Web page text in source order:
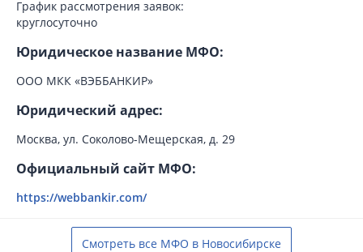
График рассмотрения заявок:
круглосуточно
Юридическое название МФО:
ООО МКК «ВЭББАНКИР»
Юридический адрес:
Москва, ул. Соколово-Мещерская, д. 29
Официальный сайт МФО:
https://webbankir.com/
Смотреть все МФО в Новосибирске